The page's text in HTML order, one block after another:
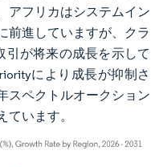
アフリカはシステムイン
前進していますが、クラ
引が将来の成長を示して
により成長が抑制さ
スペクトルオークション
ています。